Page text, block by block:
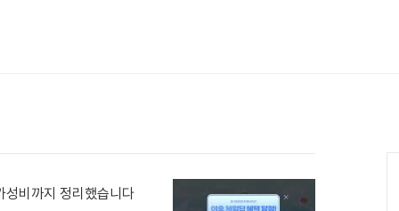
성비까지 정리했습니다